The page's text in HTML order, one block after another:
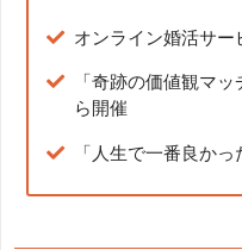
オンライン婚活サー
「奇跡の価値観マ
ら開催
「人生で一番良か